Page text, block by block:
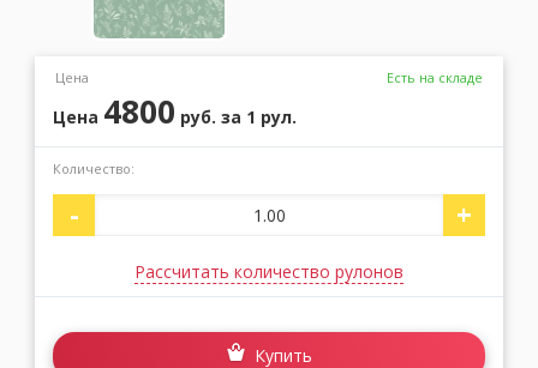
Цена Есть на складе
Цена 4800 руб. за 1 рул.
Количество:
- +
Рассчитать количество рулонов
Купить